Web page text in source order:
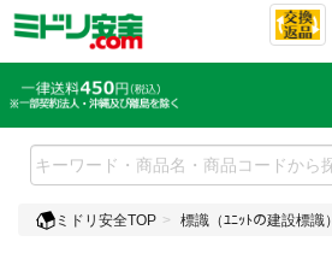
ミドリ安全TOP 標識（ﾕﾆｯﾄの建設標識）